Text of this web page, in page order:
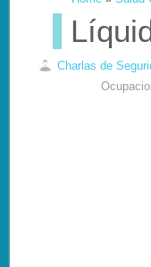
Charlas de